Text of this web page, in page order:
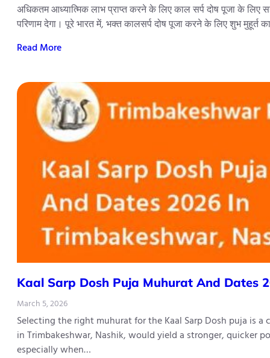
अधिकतम आध्यात्मिक लाभ प्राप्त करने के लिए काल सर्प दोष पूजा के लिए
परिणाम देगा। पूरे भारत में, भक्त कालसर्प दोष पूजा करने के लिए शुभ मुहूर्त
Read More
Kaal​‍​‌‍​‍‌​‍​‌‍​‍‌ Sarp Dosh Puja Muhurat And Dates
March 5, 2026
Selecting the right muhurat for the Kaal Sarp Dosh puja is
in Trimbakeshwar, Nashik, would yield a stronger, quicker
especially when…